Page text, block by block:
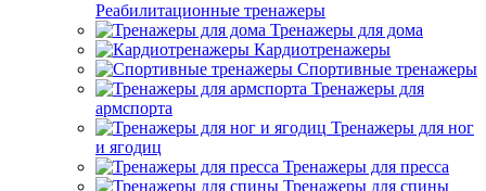
Реабилитационные тренажеры
Тренажеры для дома
Кардиотренажеры
Спортивные тренажеры
Тренажеры для
армспорта
Тренажеры для ног
и ягодиц
Тренажеры для пресса
Тренажеры для спины